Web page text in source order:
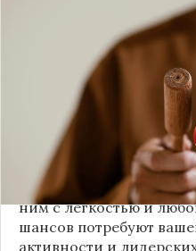
Общая атмосфера
"Середина августа —
необычных
рискнуть — это
В отношениях
воздушные замки
вами", — комментирует
Краснова. Ключ к
вдохновение и
Сложные задачи
ним с легкостью и
шансов потребуют
активности и